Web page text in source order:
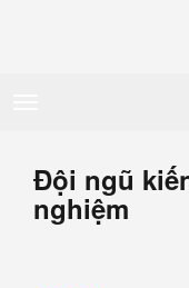
Đội ngũ
nghiệm